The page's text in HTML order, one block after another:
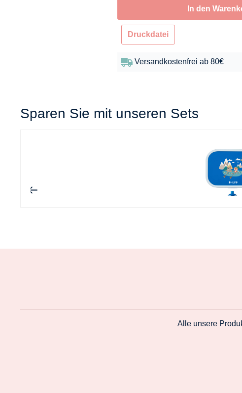
In den
Druckdatei
Versandkostenfrei ab 80€
Sparen Sie mit unseren Sets
Alle unsere